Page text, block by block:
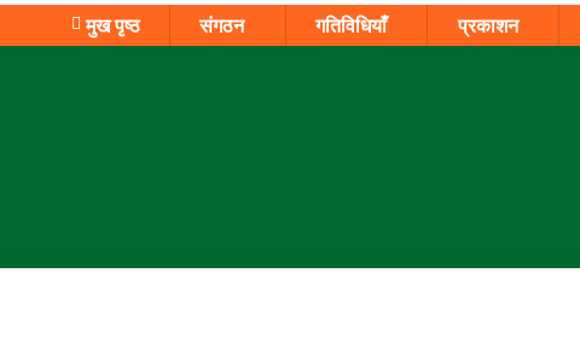
मुख पृष्ठ संगठन गतिविधियाँ प्रकाशन